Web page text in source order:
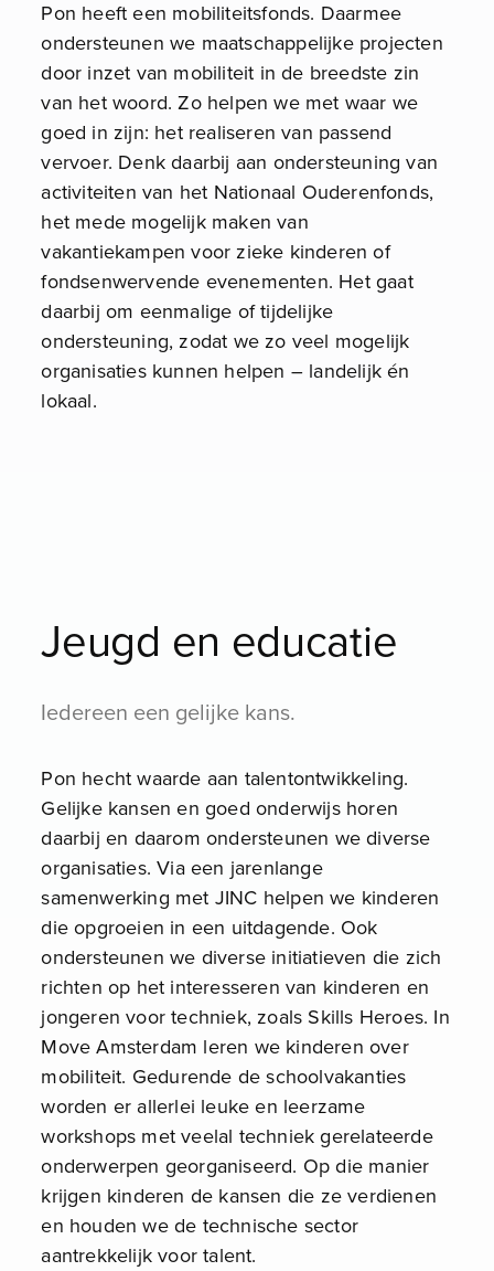
Pon heeft een mobiliteitsfonds. Daarmee
ondersteunen we maatschappelijke projecten
door inzet van mobiliteit in de breedste zin
van het woord. Zo helpen we met waar we
goed in zijn: het realiseren van passend
vervoer. Denk daarbij aan ondersteuning van
activiteiten van het Nationaal Ouderenfonds,
het mede mogelijk maken van
vakantiekampen voor zieke kinderen of
fondsenwervende evenementen. Het gaat
daarbij om eenmalige of tijdelijke
ondersteuning, zodat we zo veel mogelijk
organisaties kunnen helpen – landelijk én
lokaal.
Jeugd en educatie
Iedereen een gelijke kans.
Pon hecht waarde aan talentontwikkeling.
Gelijke kansen en goed onderwijs horen
daarbij en daarom ondersteunen we diverse
organisaties. Via een jarenlange
samenwerking met JINC helpen we kinderen
die opgroeien in een uitdagende. Ook
ondersteunen we diverse initiatieven die zich
richten op het interesseren van kinderen en
jongeren voor techniek, zoals Skills Heroes. In
Move Amsterdam leren we kinderen over
mobiliteit. Gedurende de schoolvakanties
worden er allerlei leuke en leerzame
workshops met veelal techniek gerelateerde
onderwerpen georganiseerd. Op die manier
krijgen kinderen de kansen die ze verdienen
en houden we de technische sector
aantrekkelijk voor talent.